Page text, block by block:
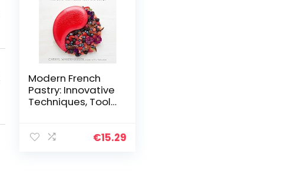
Modern French
Pastry: Innovative
Techniques, Tools
Technique, Tools
€15.29